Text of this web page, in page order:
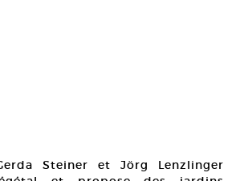
Steiner et Jörg Lenzlinger